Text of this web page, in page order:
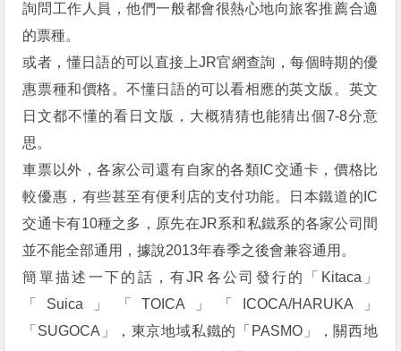
詢問工作人員，他們一般都會很熱心地向旅客推薦合適
的票種。
或者，懂日語的可以直接上JR官網查詢，每個時期的優
惠票種和價格。不懂日語的可以看相應的英文版。英文
日文都不懂的看日文版，大概猜猜也能猜出個7-8分意
思。
車票以外，各家公司還有自家的各類IC交通卡，價格比
較優惠，有些甚至有便利店的支付功能。日本鐵道的IC
交通卡有10種之多，原先在JR系和私鐵系的各家公司間
並不能全部通用，據說2013年春季之後會兼容通用。
簡單描述一下的話，有JR各公司發行的「Kitaca」
「Suica」「TOICA」「ICOCA/HARUKA」
「SUGOCA」，東京地域私鐵的「PASMO」，關西地